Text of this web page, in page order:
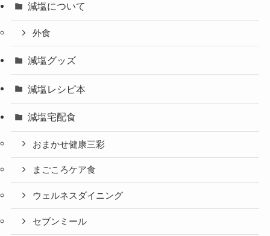
減塩について
外食
減塩グッズ
減塩レシピ本
減塩宅配食
おまかせ健康三彩
まごころケア食
ウェルネスダイニング
セブンミール